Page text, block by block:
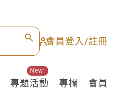
會員登入/註冊
專題活動
New!
專欄 會員